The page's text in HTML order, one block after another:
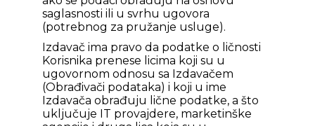
saglasnosti ili u svrhu ugovora
(potrebnog za pružanje usluge).
Izdavač ima pravo da podatke o ličnosti
Korisnika prenese licima koji su u
ugovornom odnosu sa Izdavačem
(Obrađivači podataka) i koji u ime
Izdavača obrađuju lične podatke, a što
uključuje IT provajdere, marketinške